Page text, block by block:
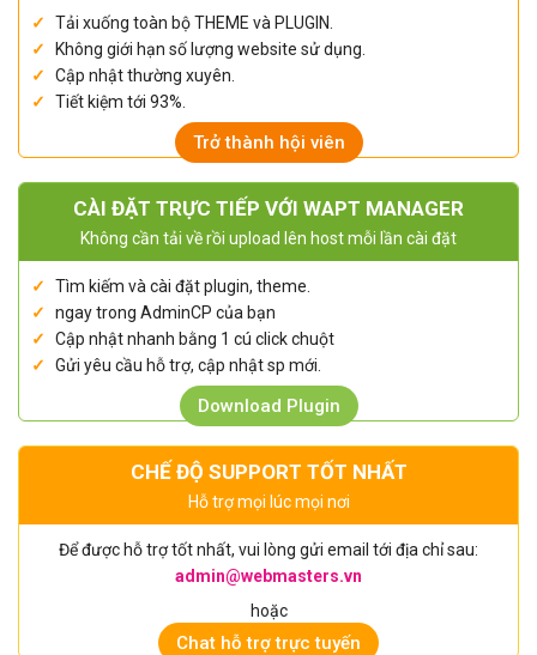
Tải xuống toàn bộ THEME và PLUGIN.
Không giới hạn số lượng website sử dụng.
Cập nhật thường xuyên.
Tiết kiệm tới 93%.
Trở thành hội viên
CÀI ĐẶT TRỰC TIẾP VỚI WAPT MANAGER
Không cần tải về rồi upload lên host mỗi lần cài đặt
Tìm kiếm và cài đặt plugin, theme.
ngay trong AdminCP của bạn
Cập nhật nhanh bằng 1 cú click chuột
Gửi yêu cầu hỗ trợ, cập nhật sp mới.
Download Plugin
CHẾ ĐỘ SUPPORT TỐT NHẤT
Hỗ trợ mọi lúc mọi nơi
Để được hỗ trợ tốt nhất, vui lòng gửi email tới địa chỉ sau:
admin@webmasters.vn
hoặc
Chat hỗ trợ trực tuyến